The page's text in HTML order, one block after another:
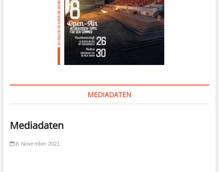
MEDIADATEN
Mediadaten
8. November 2021